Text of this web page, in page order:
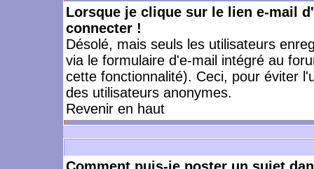
Lorsque je clique sur le lien e-mail
connecter !
Désolé, mais seuls les utilisateurs
via le formulaire d'e-mail intégré au
cette fonctionnalité). Ceci, pour éviter
des utilisateurs anonymes.
Revenir en haut